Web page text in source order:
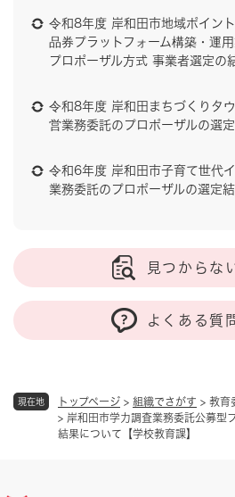
現在地 トップページ > 組織でさがす > 教育
> 岸和田市学力調査業務委託公募型
結果について【学校教育課】
令和8年度 岸和田市地域ポイン
品券プラットフォーム構築・運
プロポーザル方式 事業者選定の
令和8年度 岸和田まちづくりタ
営業務委託のプロポーザルの選
令和6年度 岸和田市子育て世代
業務委託のプロポーザルの選定
見つからな
よくある質